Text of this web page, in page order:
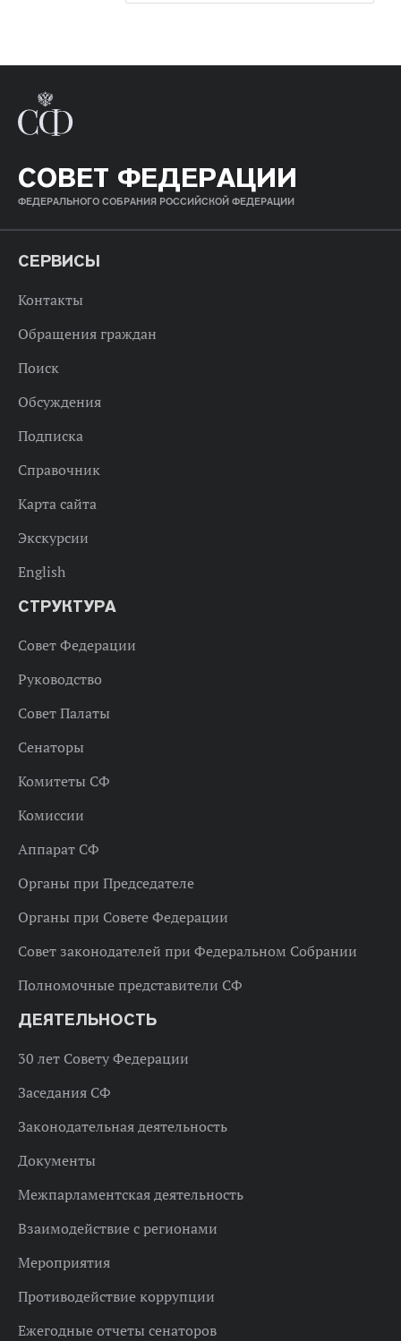
СОВЕТ ФЕДЕРАЦИИ
ФЕДЕРАЛЬНОГО СОБРАНИЯ РОССИЙСКОЙ ФЕДЕРАЦИИ
СЕРВИСЫ
Контакты
Обращения граждан
Поиск
Обсуждения
Подписка
Справочник
Карта сайта
Экскурсии
English
СТРУКТУРА
Совет Федерации
Руководство
Совет Палаты
Сенаторы
Комитеты СФ
Комиссии
Аппарат СФ
Органы при Председателе
Органы при Совете Федерации
Совет законодателей при Федеральном Собрании
Полномочные представители СФ
ДЕЯТЕЛЬНОСТЬ
30 лет Совету Федерации
Заседания СФ
Законодательная деятельность
Документы
Межпарламентская деятельность
Взаимодействие с регионами
Мероприятия
Противодействие коррупции
Ежегодные отчеты сенаторов